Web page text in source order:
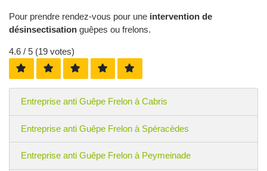
Pour prendre rendez-vous pour une intervention de
désinsectisation guêpes ou frelons.
4.6 / 5 (19 votes)
Entreprise anti Guêpe Frelon à Cabris
Entreprise anti Guêpe Frelon à Spéracèdes
Entreprise anti Guêpe Frelon à Peymeinade